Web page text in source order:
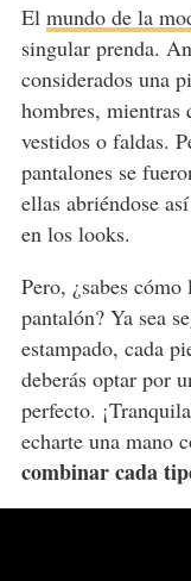
El mundo de la
singular prenda.
considerados una
hombres, mientras
vestidos o faldas.
pantalones se
ellas abriéndose
en los looks.
Pero, ¿sabes
pantalón? Ya sea
estampado, cada
deberás optar por
perfecto.
echarte una mano
combinar cada